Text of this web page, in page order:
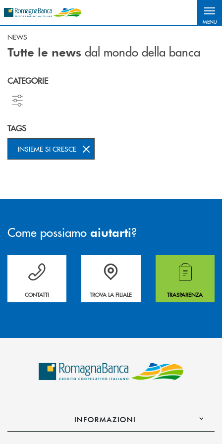
MENU
NEWS
Tutte le news dal mondo della banca
CATEGORIE
TAGS
INSIEME SI CRESCE
Come possiamo aiutarti?
Per ogni necessità compila il form e noi ti richiamiamo
CONTATTI
La&nbsp; Filiale &nbsp;vicina a te. &nbsp;
TROVA LA FILIALE
Hai bisogno di
TRASPARENZA
INFORMAZIONI